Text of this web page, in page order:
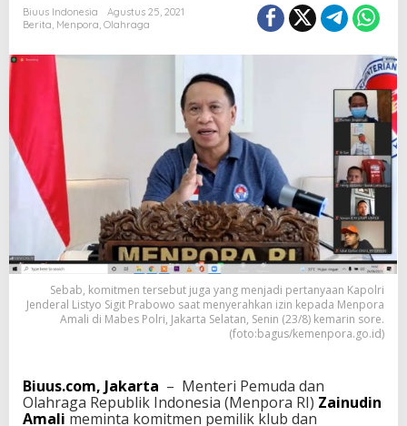
d
n
A
m
a
l
i
:
K
o
m
p
e
t
i
i
g
Biuus Indonesia
Agustus 25, 2021
Berita, Menpora, Olahraga
Sebab, komitmen tersebut juga yang menjadi pertanyaan Kapolri
Jenderal Listyo Sigit Prabowo saat menyerahkan izin kepada Menpora
Amali di Mabes Polri, Jakarta Selatan, Senin (23/8) kemarin sore.
(foto:bagus/kemenpora.go.id)
Biuus.com, Jakarta – Menteri Pemuda dan
Olahraga Republik Indonesia (Menpora RI) Zainudin
Amali meminta komitmen pemilik klub dan